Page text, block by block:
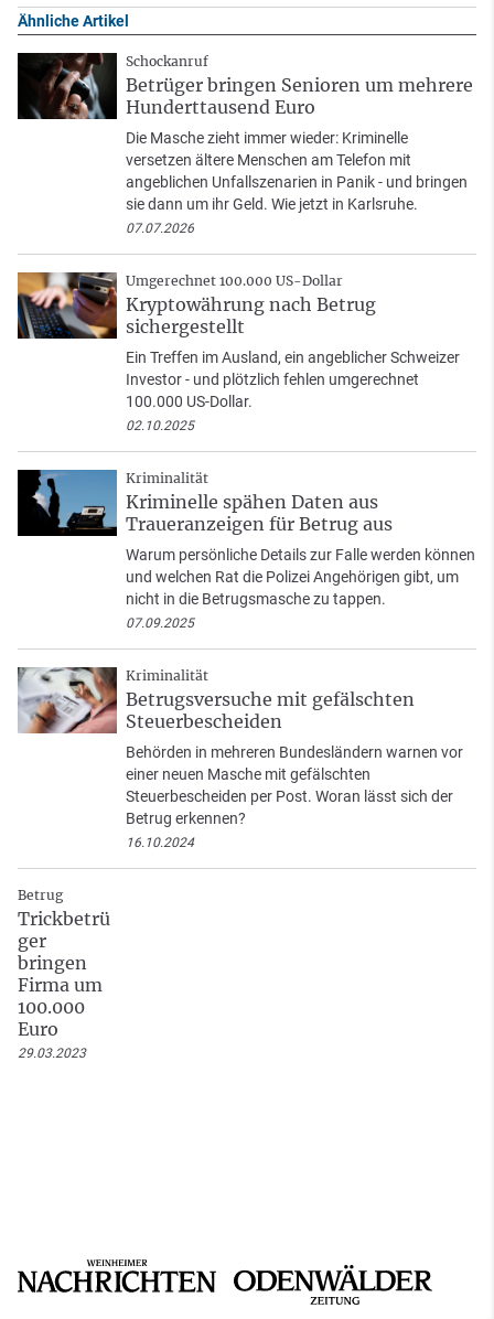
Ähnliche Artikel
Schockanruf
Betrüger bringen Senioren um mehrere
Hunderttausend Euro
Die Masche zieht immer wieder: Kriminelle
versetzen ältere Menschen am Telefon mit
angeblichen Unfallszenarien in Panik - und bringen
sie dann um ihr Geld. Wie jetzt in Karlsruhe.
07.07.2026
Umgerechnet 100.000 US-Dollar
Kryptowährung nach Betrug
sichergestellt
Ein Treffen im Ausland, ein angeblicher Schweizer
Investor - und plötzlich fehlen umgerechnet
100.000 US-Dollar.
02.10.2025
Kriminalität
Kriminelle spähen Daten aus
Traueranzeigen für Betrug aus
Warum persönliche Details zur Falle werden können
und welchen Rat die Polizei Angehörigen gibt, um
nicht in die Betrugsmasche zu tappen.
07.09.2025
Kriminalität
Betrugsversuche mit gefälschten
Steuerbescheiden
Behörden in mehreren Bundesländern warnen vor
einer neuen Masche mit gefälschten
Steuerbescheiden per Post. Woran lässt sich der
Betrug erkennen?
16.10.2024
Betrug
Trickbetrü
ger
bringen
Firma um
100.000
Euro
29.03.2023